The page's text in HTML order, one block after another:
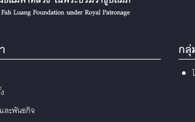
ะพันธกิจ
กลุ่